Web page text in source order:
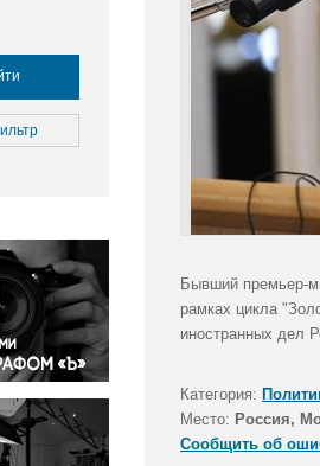
отдых
и конфликты
Бывший премьер-
рамках цикла
иностранных дел
Категория:
Место: Россия,
Сообщить об